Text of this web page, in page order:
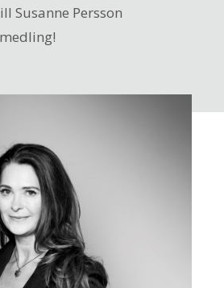
Susanne Persson